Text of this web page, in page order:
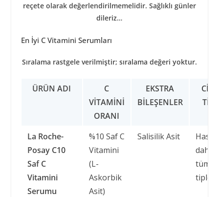
reçete olarak değerlendirilmemelidir. Sağlıklı günler
dileriz…
En İyi C Vitamini Serumları
Sıralama rastgele verilmiştir; sıralama değeri yoktur.
ÜRÜN ADI
C
VITAMINI
ORANI
EKSTRA
BILEŞENLER
CILT
TIPI
La Roche-
Posay C10
Saf C
Vitamini
Serumu
%10 Saf C
Vitamini
(L-
Askorbik
Asit)
Salisilik Asit
dahil
tüm
tipleri